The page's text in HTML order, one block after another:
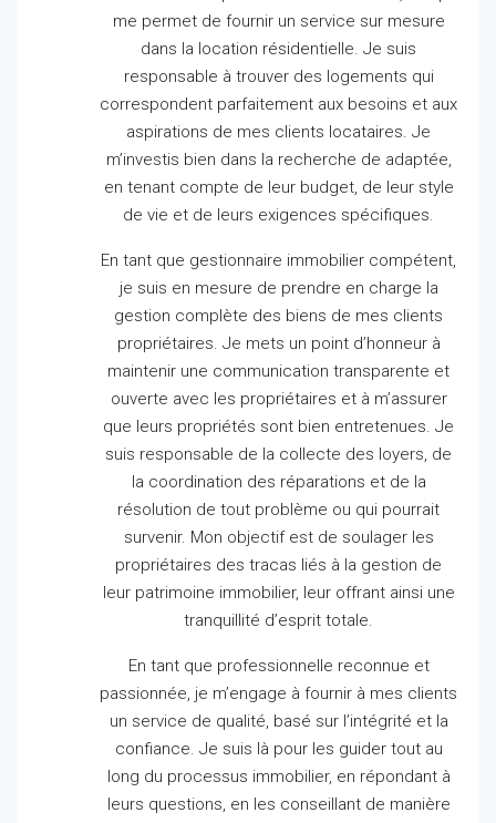
me permet de fournir un service sur mesure
dans la location résidentielle. Je suis
responsable à trouver des logements qui
correspondent parfaitement aux besoins et aux
aspirations de mes clients locataires. Je
m’investis bien dans la recherche de adaptée,
en tenant compte de leur budget, de leur style
de vie et de leurs exigences spécifiques.
En tant que gestionnaire immobilier compétent,
je suis en mesure de prendre en charge la
gestion complète des biens de mes clients
propriétaires. Je mets un point d’honneur à
maintenir une communication transparente et
ouverte avec les propriétaires et à m’assurer
que leurs propriétés sont bien entretenues. Je
suis responsable de la collecte des loyers, de
la coordination des réparations et de la
résolution de tout problème ou qui pourrait
survenir. Mon objectif est de soulager les
propriétaires des tracas liés à la gestion de
leur patrimoine immobilier, leur offrant ainsi une
tranquillité d’esprit totale.
En tant que professionnelle reconnue et
passionnée, je m’engage à fournir à mes clients
un service de qualité, basé sur l’intégrité et la
confiance. Je suis là pour les guider tout au
long du processus immobilier, en répondant à
leurs questions, en les conseillant de manière